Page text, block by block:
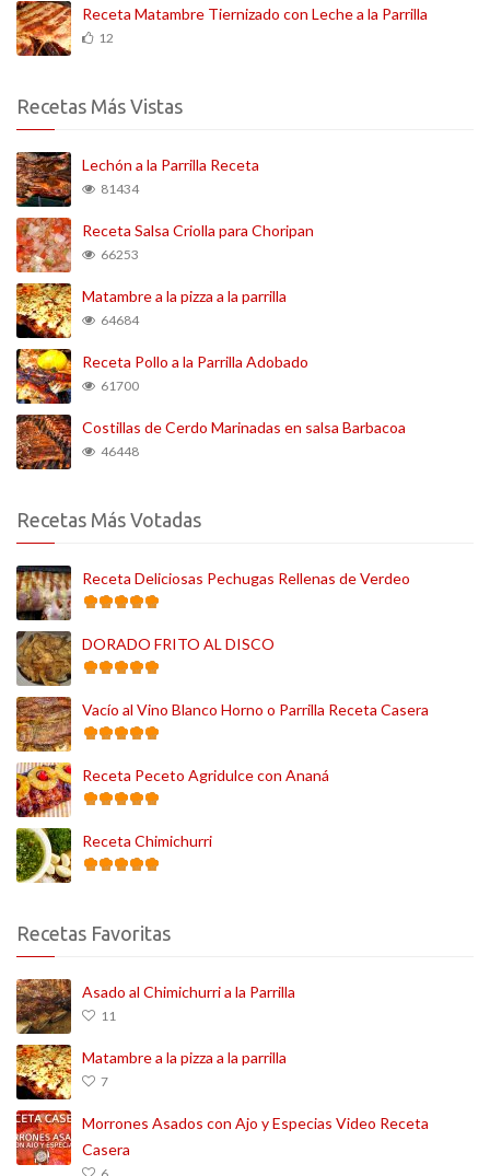
Receta Matambre Tiernizado con Leche a la Parrilla
12
Recetas Más Vistas
Lechón a la Parrilla Receta
81434
Receta Salsa Criolla para Choripan
66253
Matambre a la pizza a la parrilla
64684
Receta Pollo a la Parrilla Adobado
61700
Costillas de Cerdo Marinadas en salsa Barbacoa
46448
Recetas Más Votadas
Receta Deliciosas Pechugas Rellenas de Verdeo
DORADO FRITO AL DISCO
Vacío al Vino Blanco Horno o Parrilla Receta Casera
Receta Peceto Agridulce con Ananá
Receta Chimichurri
Recetas Favoritas
Asado al Chimichurri a la Parrilla
11
Matambre a la pizza a la parrilla
7
Morrones Asados con Ajo y Especias Video Receta
Casera